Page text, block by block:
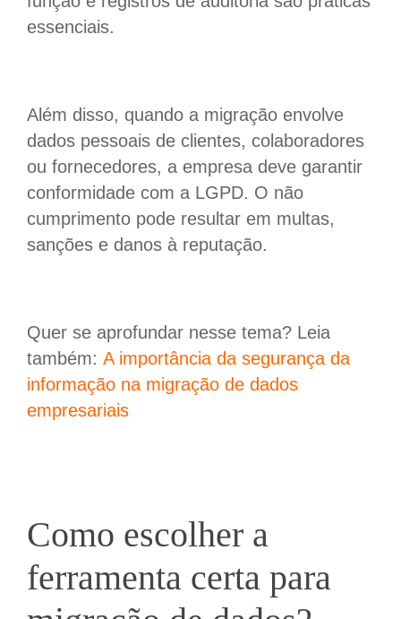
essenciais.
Além disso, quando a migração envolve
dados pessoais de clientes, colaboradores
ou fornecedores, a empresa deve garantir
conformidade com a LGPD. O não
cumprimento pode resultar em multas,
sanções e danos à reputação.
Quer se aprofundar nesse tema? Leia
também: A importância da segurança da
informação na migração de dados
empresariais
Como escolher a
ferramenta certa para